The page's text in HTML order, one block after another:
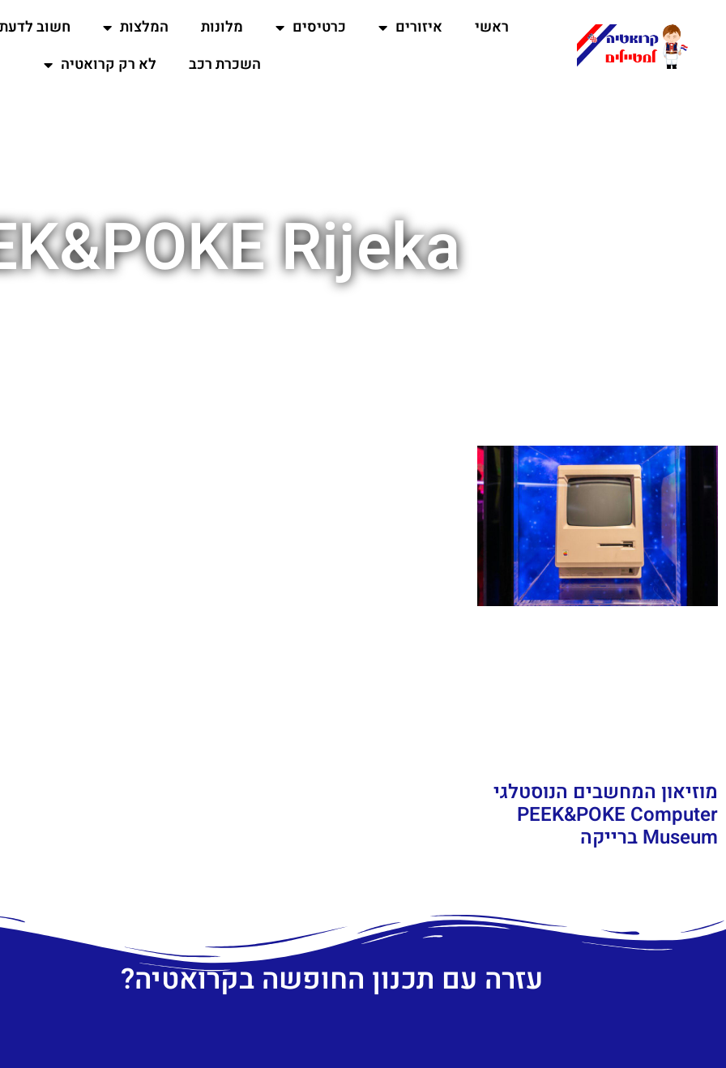
ראשי איזורים כרטיסים מלונות המלצות חשוב לדעת
השכרת רכב
לא רק קרואטיה
Rijeka
מוזיאון המחשבים הנוסטלגי
PEEK&POKE Computer
Museum ברייקה
עזרה עם תכנון החופשה בקרואטיה?